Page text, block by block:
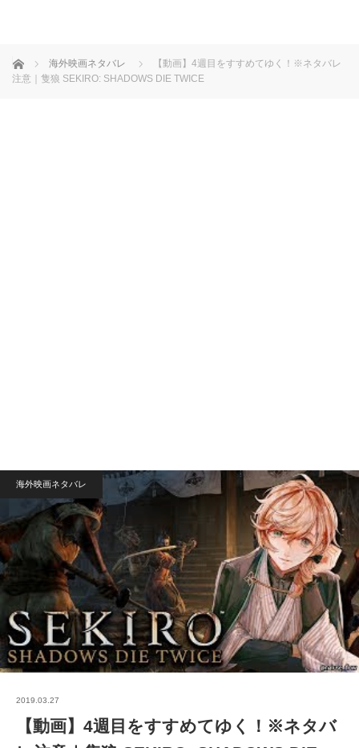
ホーム 海外映画ネタバレ
【動画】4週目をすすめてゆく！※ネタバレ
注意｜隻狼 SEKIRO: SHADOWS DIE TWICE
海外映画ネタバレ
2019.03.27
【動画】4週目をすすめてゆく！※ネタバ